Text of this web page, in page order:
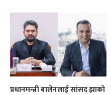
प्रधानमन्त्री बालेनलाई सांसद झाको